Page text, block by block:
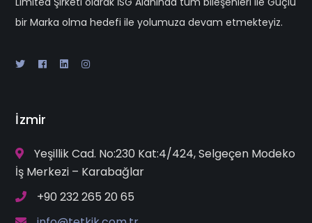
bir Marka olma hedefi ile yolumuza devam etmekteyiz.
İzmir
Yeşillik Cad. No:230 Kat:4/424, Selgeçen Modeko
İş Merkezi – Karabağlar
+90 232 265 20 65